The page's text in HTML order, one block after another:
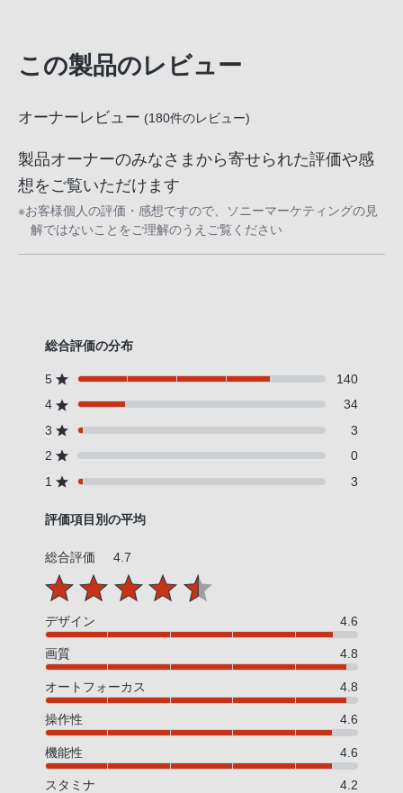
この製品のレビュー
オーナーレビュー (180件のレビュー)
製品オーナーのみなさまから寄せられた評価や感
想をご覧いただけます
※お客様個人の評価・感想ですので、ソニーマーケティングの見
解ではないことをご理解のうえご覧ください
総合評価の分布
5
140
4
34
3
3
2
0
1
3
評価項目別の平均
総合評価 4.7
デザイン 4.6
画質 4.8
オートフォーカス 4.8
操作性 4.6
機能性 4.6
スタミナ 4.2